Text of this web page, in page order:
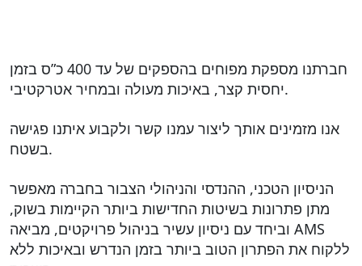
חברתנו מספקת מפוחים בהספקים של עד 400 כ”ס בזמן
יחסית קצר, באיכות מעולה ובמחיר אטרקטיבי.
אנו מזמינים אותך ליצור עמנו קשר ולקבוע איתנו פגישה
בשטח.
הניסיון הטכני, ההנדסי והניהולי הצבור בחברה מאפשר
מתן פתרונות בשיטות החדישות ביותר הקיימות בשוק,
וביחד עם ניסיון עשיר בניהול פרויקטים, מביאה AMS
ללקוח את הפתרון הטוב ביותר בזמן הנדרש ובאיכות ללא